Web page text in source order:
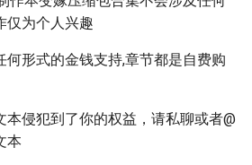
仅为个人兴趣
何形式的金钱支持,章节都是自费购
侵犯到了你的权益，请私聊或者@
本